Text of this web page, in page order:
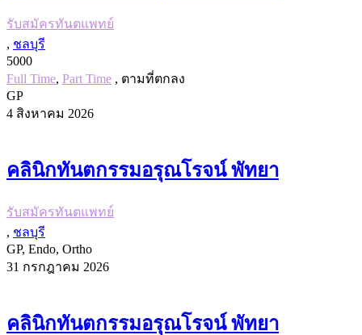
รับสมัครทันตแพทย์
, ชลบุรี
5000
Full Time, Part Time , ตามที่ตกลง
GP
4 สิงหาคม 2026
คลินิกทันตกรรมอรุณโรจน์ พัทยา
รับสมัครทันตแพทย์
, ชลบุรี
GP, Endo, Ortho
31 กรกฎาคม 2026
คลินิกทันตกรรมอรุณโรจน์ พัทยา